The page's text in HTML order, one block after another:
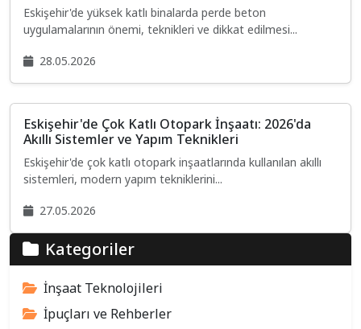
Eskişehir'de yüksek katlı binalarda perde beton
uygulamalarının önemi, teknikleri ve dikkat edilmesi...
28.05.2026
Eskişehir'de Çok Katlı Otopark İnşaatı: 2026'da
Akıllı Sistemler ve Yapım Teknikleri
Eskişehir'de çok katlı otopark inşaatlarında kullanılan akıllı
sistemleri, modern yapım tekniklerini...
27.05.2026
Kategoriler
İnşaat Teknolojileri
İpuçları ve Rehberler